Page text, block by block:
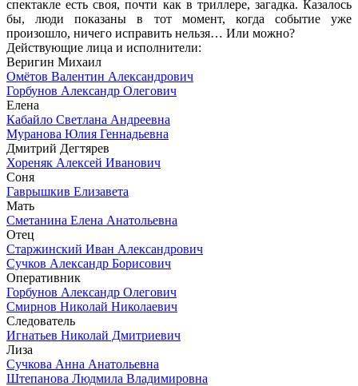
спектакле есть своя, почти как в триллере, загадка. Казалось
бы, люди показаны в тот момент, когда событие уже
произошло, ничего исправить нельзя… Или можно?
Действующие лица и исполнители:
Веригин Михаил
Омётов Валентин Александрович
Горбунов Александр Олегович
Елена
Кабайло Светлана Андреевна
Муранова Юлия Геннадьевна
Дмитрий Дегтярев
Хореняк Алексей Иванович
Соня
Гаврышкив Елизавета
Мать
Сметанина Елена Анатольевна
Отец
Старжинский Иван Александрович
Сучков Александр Борисович
Оперативник
Горбунов Александр Олегович
Смирнов Николай Николаевич
Следователь
Игнатьев Николай Дмитриевич
Лиза
Сучкова Анна Анатольевна
Штепанова Людмила Владимировна